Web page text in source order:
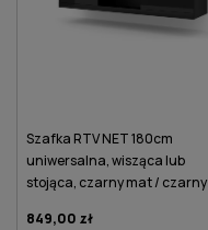
Szafka RTV NET 180cm
uniwersalna, wisząca lub
stojąca, czarny mat / czarny
849,00 zł